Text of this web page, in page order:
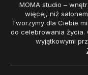
MOMA studio –
więcej, niż
Tworzymy dla Ciebie
do celebrowania życia.
wyjątkowymi